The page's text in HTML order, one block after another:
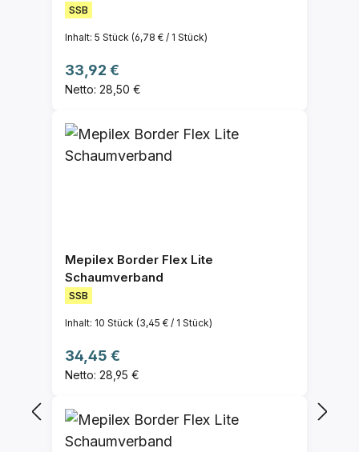
SSB
Inhalt: 5 Stück (6,78 € / 1 Stück)
Regulärer Preis:
33,92 €
Netto: 28,50 €
Mepilex Border Flex Lite
Schaumverband
SSB
Inhalt: 10 Stück (3,45 € / 1 Stück)
Regulärer Preis:
34,45 €
Netto: 28,95 €